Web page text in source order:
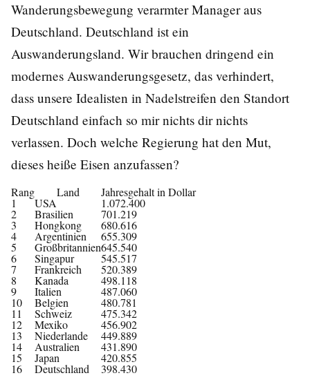
Wanderungsbewegung verarmter Manager aus
Deutschland. Deutschland ist ein
Auswanderungsland. Wir brauchen dringend ein
modernes Auswanderungsgesetz, das verhindert,
dass unsere Idealisten in Nadelstreifen den Standort
Deutschland einfach so mir nichts dir nichts
verlassen. Doch welche Regierung hat den Mut,
dieses heiße Eisen anzufassen?
Rang Land Jahresgehalt in Dollar
1 USA 1.072.400
2 Brasilien 701.219
3 Hongkong 680.616
4 Argentinien 655.309
5 Großbritannien645.540
6 Singapur 545.517
7 Frankreich 520.389
8 Kanada 498.118
9 Italien 487.060
10 Belgien 480.781
11 Schweiz 475.342
12 Mexiko 456.902
13 Niederlande 449.889
14 Australien 431.890
15 Japan 420.855
16 Deutschland 398.430